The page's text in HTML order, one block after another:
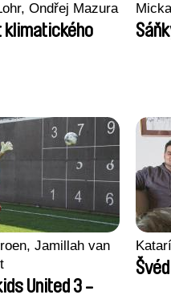
Ondřej Mazura
klimatického
Jamillah van
United 3 -